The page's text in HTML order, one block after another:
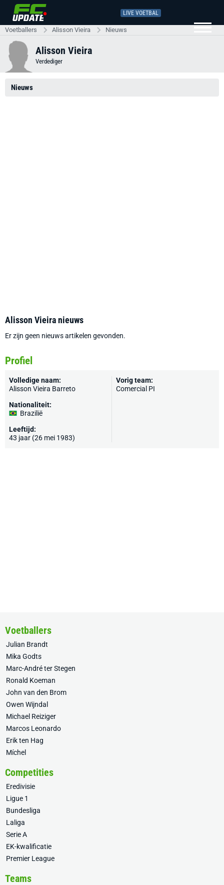
LIVE VOETBAL
Voetballers Alisson Vieira Nieuws
Alisson Vieira
Verdediger
Nieuws
Alisson Vieira nieuws
Er zijn geen nieuws artikelen gevonden.
Profiel
Volledige naam:
Alisson Vieira Barreto
Nationaliteit:
Brazilië
Leeftijd:
43 jaar (26 mei 1983)
Vorig team:
Comercial PI
Voetballers
Julian Brandt
Mika Godts
Marc-André ter Stegen
Ronald Koeman
John van den Brom
Owen Wijndal
Michael Reiziger
Marcos Leonardo
Erik ten Hag
Míchel
Competities
Eredivisie
Ligue 1
Bundesliga
Laliga
Serie A
EK-kwalificatie
Premier League
Teams